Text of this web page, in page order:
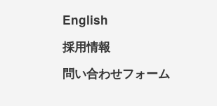
English
採用情報
問い合わせフォーム